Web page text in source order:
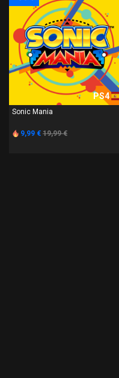
PS4
Sonic Mania
9,99 € 19,99 €